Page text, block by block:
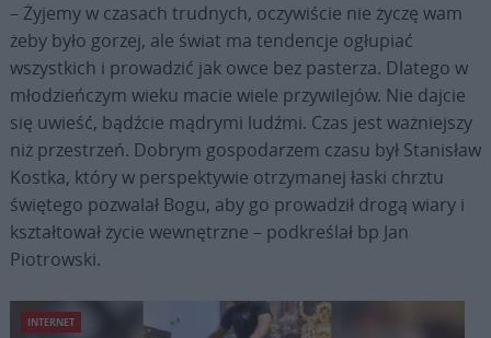
– Żyjemy w czasach trudnych, oczywiście nie życzę wam
żeby było gorzej, ale świat ma tendencje ogłupiać
wszystkich i prowadzić jak owce bez pasterza. Dlatego w
młodzieńczym wieku macie wiele przywilejów. Nie dajcie
się uwieść, bądźcie mądrymi ludźmi. Czas jest ważniejszy
niż przestrzeń. Dobrym gospodarzem czasu był Stanisław
Kostka, który w perspektywie otrzymanej łaski chrztu
świętego pozwalał Bogu, aby go prowadził drogą wiary i
kształtował życie wewnętrzne – podkreślał bp Jan
Piotrowski.
INTERNET